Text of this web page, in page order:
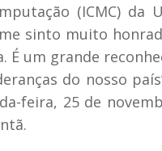
(ICMC) da
me sinto muito
É um grande
do nosso
feira, 25 de